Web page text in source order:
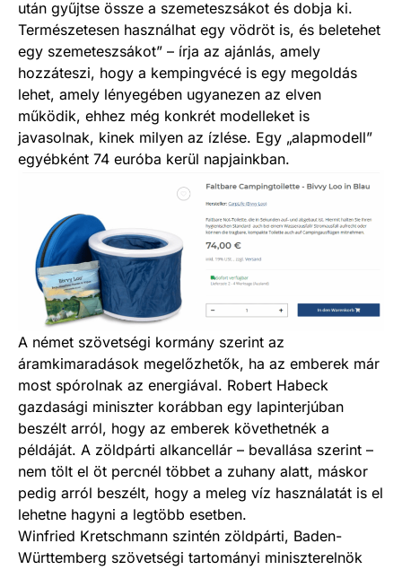
után gyűjtse össze a szemeteszsákot és dobja ki.
Természetesen használhat egy vödröt is, és beletehet
egy szemeteszsákot” – írja az ajánlás, amely
hozzáteszi, hogy a kempingvécé is egy megoldás
lehet, amely lényegében ugyanezen az elven
működik, ehhez még konkrét modelleket is
javasolnak, kinek milyen az ízlése. Egy „alapmodell”
egyébként 74 euróba kerül napjainkban.
A német szövetségi kormány szerint az
áramkimaradások megelőzhetők, ha az emberek már
most spórolnak az energiával. Robert Habeck
gazdasági miniszter korábban egy lapinterjúban
beszélt arról, hogy az emberek követhetnék a
példáját. A zöldpárti alkancellár – bevallása szerint –
nem tölt el öt percnél többet a zuhany alatt, máskor
pedig arról beszélt, hogy a meleg víz használatát is el
lehetne hagyni a legtöbb esetben.
Winfried Kretschmann szintén zöldpárti, Baden-
Württemberg szövetségi tartományi miniszterelnök